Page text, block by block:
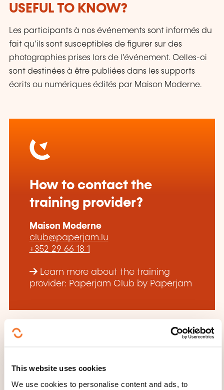
This website uses cookies
We use cookies to personalise content and ads, to
USEFUL TO KNOW?
Les participants à nos événements sont informés du
fait qu’ils sont susceptibles de figurer sur des
photographies prises lors de l’événement. Celles-ci
sont destinées à être publiées dans les supports
écrits ou numériques édités par Maison Moderne.
How to contact the
training provider?
Maison Moderne
club@paperjam.lu
+352 29 66 18 1
Learn more about the training
provider: Paperjam Club by Paperjam
THESE COURSES MIGHT
INTEREST YOU